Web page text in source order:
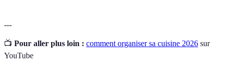
---
📺 Pour aller plus loin : comment organiser sa cuisine 2026 sur
YouTube